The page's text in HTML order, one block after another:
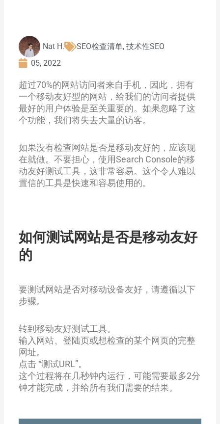
Nat H. SEO检查清单, 技术性SEO
05, 2022
超过70%的网站访问者来自手机，因此，拥有
一个移动友好型的网站，给我们的访问者提供
最好的用户体验是至关重要的。如果忽略了这
个功能，我们将失去大量的访客。
如果没有检查网站是否是移动友好的，应该现
在就做。不要担心，使用Search Console的移
动友好测试工具，这非常容易。这个令人难以
置信的工具是快速和容易使用的。
如何测试网站是否是移动友好
的
要测试网站是否对移动设备友好，请遵循以下
步骤。
转到移动友好测试工具。
输入网站、登陆页或想检查的某个网页的完整
网址。
点击 “测试URL”。
这个过程将在几秒钟内运行，可能需要最多2分
钟才能完成，并给所有我们需要的结果。